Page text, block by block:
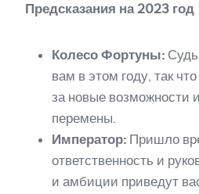
Предсказания на 2023 год
Колесо Фортуны:
вам в этом году, так
за новые возможности
перемены.
Император: Пришло
ответственность и
и амбиции приведут